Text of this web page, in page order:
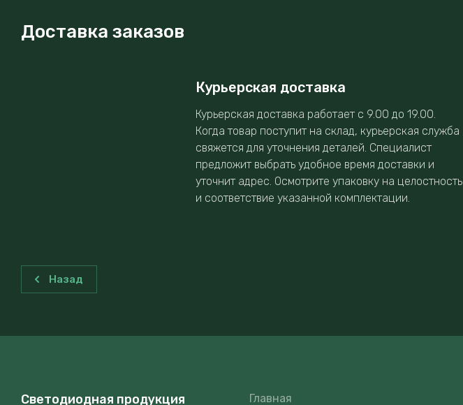
Доставка заказов
Курьерская доставка
Курьерская доставка работает с 9.00 до 19.00.
Когда товар поступит на склад, курьерская служба
свяжется для уточнения деталей. Специалист
предложит выбрать удобное время доставки и
уточнит адрес. Осмотрите упаковку на целостность
и соответствие указанной комплектации.
Назад
Светодиодная продукция Главная